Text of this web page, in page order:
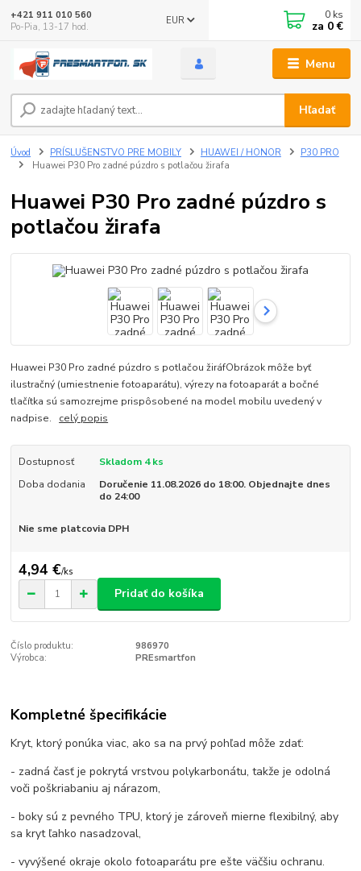
Menu
EUR
Hľadať
+421 911 010 560
Po-Pia, 13-17 hod.
0 ks
za 0 €
Úvod PRÍSLUŠENSTVO PRE MOBILY HUAWEI / HONOR
P30 PRO
Huawei P30 Pro zadné púzdro s potlačou žirafa
Huawei P30 Pro zadné púzdro s
potlačou žirafa
Huawei P30 Pro zadné púzdro s potlačou žiráfObrázok môže byť
ilustračný (umiestnenie fotoaparátu), výrezy na fotoaparát a bočné
tlačítka sú samozrejme prispôsobené na model mobilu uvedený v
nadpise. celý popis
Dostupnosť
Skladom 4 ks
Doba dodania
Doručenie 11.08.2026 do 18:00. Objednajte dnes
do 24:00
Nie sme platcovia DPH
4,94 €/ks
Pridať do košíka
Číslo produktu:
986970
Výrobca:
PREsmartfon
Kompletné špecifikácie
Kryt, ktorý ponúka viac, ako sa na prvý pohľad môže zdať:
- zadná časť je pokrytá vrstvou polykarbonátu, takže je odolná
voči poškriabaniu aj nárazom,
- boky sú z pevného TPU, ktorý je zároveň mierne flexibilný, aby
sa kryt ľahko nasadzoval,
- vyvýšené okraje okolo fotoaparátu pre ešte väčšiu ochranu.